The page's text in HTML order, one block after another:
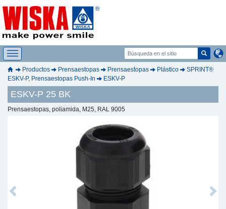
Productos Prensaestopas Prensaestopas Plástico
SPRINT®
ESKV-P, Prensaestopas Push-In
ESKV-P
ESKV-P 25 BK
Prensaestopas, poliamida, M25, RAL 9005
Previous Next